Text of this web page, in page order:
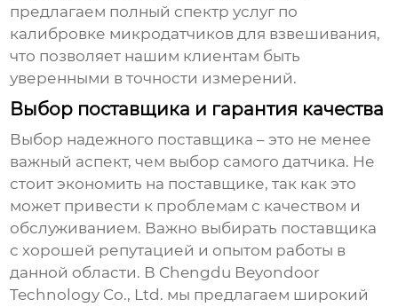
предлагаем полный спектр услуг по
калибровке микродатчиков для взвешивания,
что позволяет нашим клиентам быть
уверенными в точности измерений.
Выбор поставщика и гарантия качества
Выбор надежного поставщика – это не менее
важный аспект, чем выбор самого датчика. Не
стоит экономить на поставщике, так как это
может привести к проблемам с качеством и
обслуживанием. Важно выбирать поставщика
с хорошей репутацией и опытом работы в
данной области. В Chengdu Beyondoor
Technology Co., Ltd. мы предлагаем широкий